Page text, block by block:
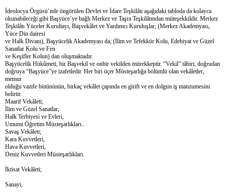
İdeolocya Örgüsü’nde öngörülen Devlet ve İdare Teşkilâtı aşağıdaki tabloda da kolayca
okunabileceği gibi Başyüce’ye bağlı Merkez ve Taşra Teşkilâtından müteşekkildir. Merkez
Teşkilâtı Yüceler Kurultayı, Başvekâlet ve Yardımcı Kuruluşlar; (Merkez Akademyası,
Yüce Din dairesi
ve Halk Divanı), Başyücelik Akademyası da; (İlim ve Tefekkür Kolu, Edebiyat ve Güzel
Sanatlar Kolu ve Fen
ve Keşifler Kolun) dan oluşmaktadır.
Başyücelik Hükûmeti, bir Başvekil ve onbir vekilden mürekkeptir. “Vekil” tâbiri, doğrudan
doğruya “Başyüce”ye izafetledir. Her biri üçer Müsteşarlığa bölümlü olan vekâletler,
memur
olduğu vazife bütününün, birkaç vekâlet çapında en girift ve en dolgun iş manzumesini
belirtir.
Maarif Vekâleti;
İlim ve Güzel Sanatlar,
Halk Terbiyesi ve Evleri,
Umumi Öğretim Müsteşarlıkları..
Savaş Vekâleti;
Kara Kuvvetleri,
Hava Kuvvetleri,
Deniz Kuvvetleri Müsteşarlıkları.
İktisat Vekâleti;
Sanayi,